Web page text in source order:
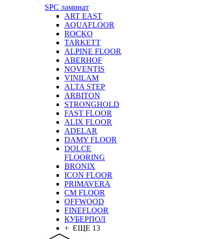
SPC ламинат
ART EAST
AQUAFLOOR
ROCKO
TARKETT
ALPINE FLOOR
ABERHOF
NOVENTIS
VINILAM
ALTA STEP
ARBITON
STRONGHOLD
FAST FLOOR
ALIX FLOOR
ADELAR
DAMY FLOOR
DOLCE
FLOORING
BRONIX
ICON FLOOR
PRIMAVERA
CM FLOOR
OFFWOOD
FINEFLOOR
КУБЕРПОЛ
+ ЕЩЕ 13